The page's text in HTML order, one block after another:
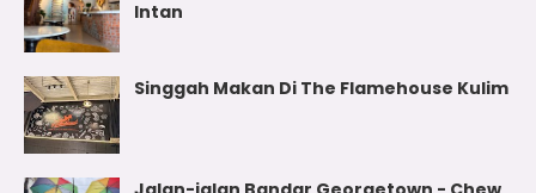
Intan
Singgah Makan Di The Flamehouse Kulim